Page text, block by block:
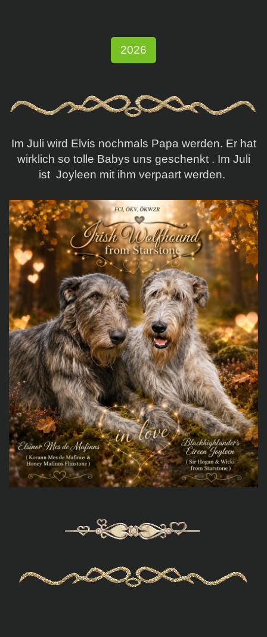
2026
Im Juli wird Elvis nochmals Papa werden. Er hat
wirklich so tolle Babys uns geschenkt . Im Juli
ist Joyleen mit ihm verpaart werden.